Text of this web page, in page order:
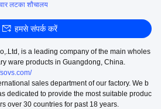
लटका शौचालय
हमसे संपर्क करें
is a leading company of the main wholes
ware products in Guangdong, China.
sales department of our factory. We b
dedicated to provide the most suitable produc
over 30 countries for past 18 years.